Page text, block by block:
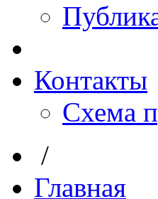
Контакты
Схема
/
Главная